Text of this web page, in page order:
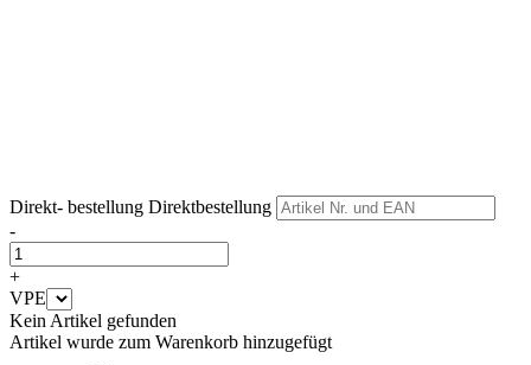
Direkt- bestellung Direktbestellung
-
+
VPE
Kein Artikel gefunden
Artikel wurde zum Warenkorb hinzugefügt